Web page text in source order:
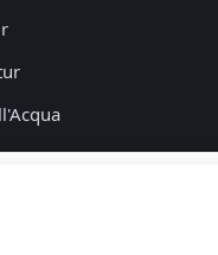
Водата